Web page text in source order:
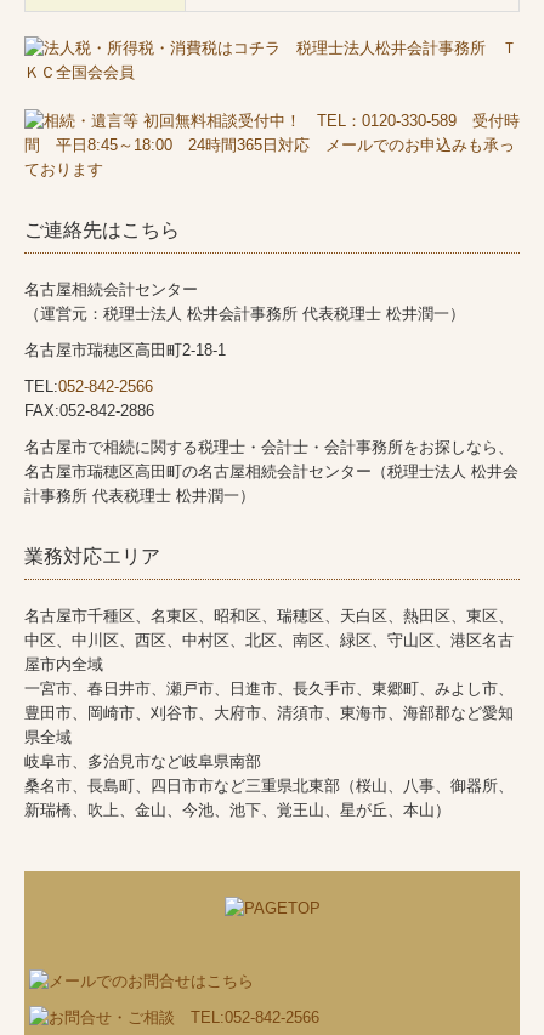
ご連絡先はこちら
名古屋相続会計センター
（運営元：税理士法人 松井会計事務所 代表税理士 松井潤一）
名古屋市瑞穂区高田町2-18-1
TEL:052-842-2566
FAX:052-842-2886
名古屋市で相続に関する税理士・会計士・会計事務所をお探しなら、
名古屋市瑞穂区高田町の名古屋相続会計センター（税理士法人 松井会
計事務所 代表税理士 松井潤一）
業務対応エリア
名古屋市千種区、名東区、昭和区、瑞穂区、天白区、熱田区、東区、
中区、中川区、西区、中村区、北区、南区、緑区、守山区、港区名古
屋市内全域
一宮市、春日井市、瀬戸市、日進市、長久手市、東郷町、みよし市、
豊田市、岡崎市、刈谷市、大府市、清須市、東海市、海部郡など愛知
県全域
岐阜市、多治見市など岐阜県南部
桑名市、長島町、四日市市など三重県北東部（桜山、八事、御器所、
新瑞橋、吹上、金山、今池、池下、覚王山、星が丘、本山）